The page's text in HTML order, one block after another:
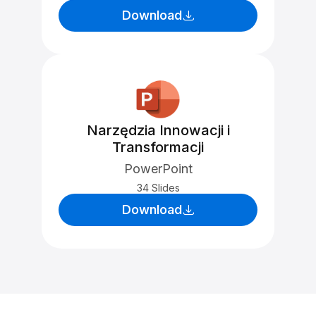
Download
Narzędzia Innowacji i
Transformacji
PowerPoint
34 Slides
Download